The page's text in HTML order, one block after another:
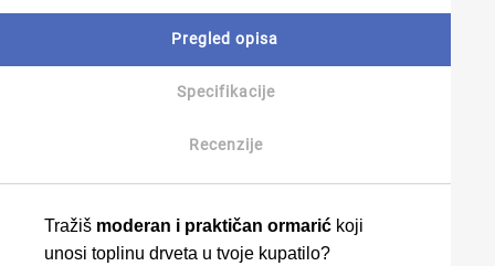
Pregled opisa
Specifikacije
Recenzije
Tražiš moderan i praktičan ormarić koji
unosi toplinu drveta u tvoje kupatilo?